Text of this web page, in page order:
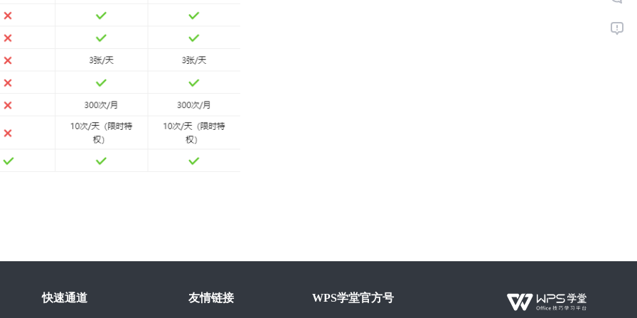
快速通道 友情链接 WPS学堂官方号